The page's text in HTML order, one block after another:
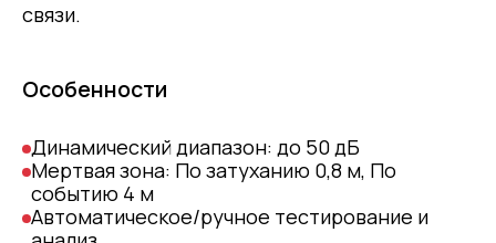
связи.
Особенности
Динамический диапазон: до 50 дБ
Мертвая зона: По затуханию 0,8 м, По
событию 4 м
Автоматическое/ручное тестирование и